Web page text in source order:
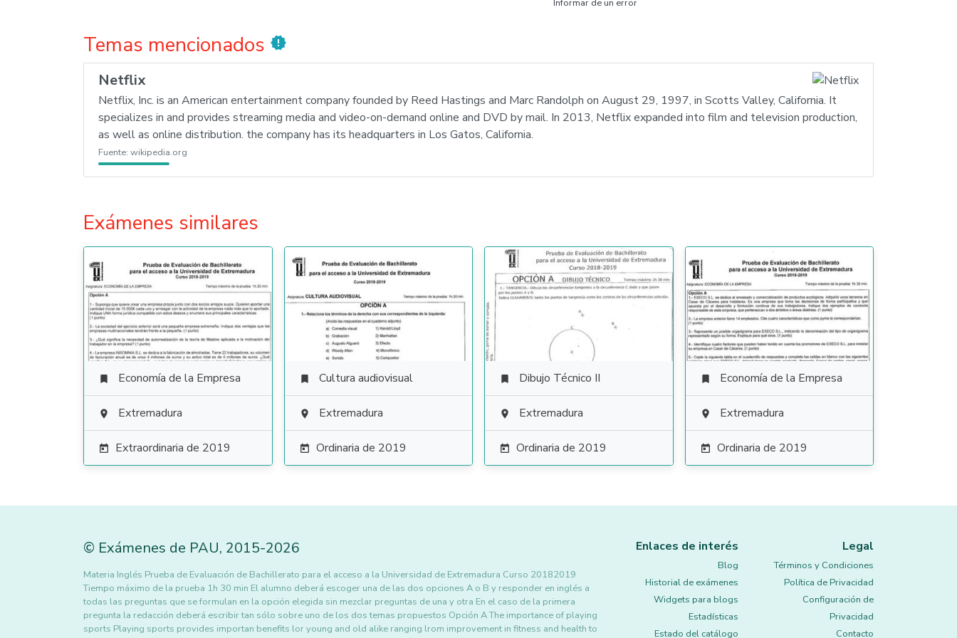
Informar de un error
Temas mencionados new_releases
Netflix
Netflix, Inc. is an American entertainment company founded by Reed Hastings and Marc Randolph on August 29, 1997, in Scotts Valley, California. It
specializes in and provides streaming media and video-on-demand online and DVD by mail. In 2013, Netflix expanded into film and television production,
as well as online distribution. the company has its headquarters in Los Gatos, California.
Fuente: wikipedia.org
Exámenes similares
 Economía de la Empresa
 Extremadura
 Extraordinaria de 2019
 Cultura audiovisual
 Extremadura
 Ordinaria de 2019
 Dibujo Técnico II
 Extremadura
 Ordinaria de 2019
 Economía de la Empresa
 Extremadura
 Ordinaria de 2019
© Exámenes de PAU, 2015-2026
Materia Inglés Prueba de Evaluación de Bachillerato para el acceso a la Universidad de Extremadura Curso 20182019
Tiempo máximo de la prueba 1h 30 min El alumno deberá escoger una de las dos opciones A o B y responder en inglés a
todas las preguntas que se formulan en la opción elegida sin mezclar preguntas de una y otra En el caso de la primera
pregunta la redacción deberá escribir tan sólo sobre uno de los dos temas propuestos Opción A The importance of playing
sports Playing sports provides importan benefits lor young and old alike ranging lrom improvement in fitness and health to
Enlaces de interés
Blog
Historial de exámenes
Widgets para blogs
Estadísticas
Estado del catálogo
Legal
Términos y Condiciones
Política de Privacidad
Configuración de
Privacidad
Contacto